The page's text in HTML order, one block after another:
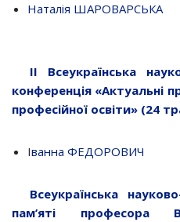
Наталія ШАРОВАРСЬКА
ІІ Всеукраїнська
конференція «Актуальні
професійної освіти» (24
Іванна ФЕДОРОВИЧ
Всеукраїнська
пам’яті професора